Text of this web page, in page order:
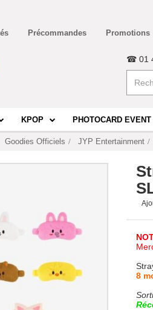
Précommandes Promotions
☎ 01
KPOP PHOTOCARD EVENT
Goodies Officiels JYP Entertainment
8